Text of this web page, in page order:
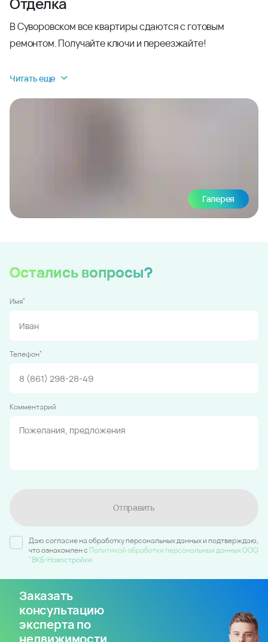
В Суворовском все квартиры сдаются с готовым
ремонтом. Получайте ключи и переезжайте!
Читать еще
Галерея
Остались вопросы?
Имя*
Телефон*
Комментарий
Отправить
Даю согласие на обработку персональных данных и подтверждаю,
что ознакомлен c Политикой обработки персональных данных ООО
"ВКБ-Новостройки
Заказать
консультацию
эксперта по
недвижимости